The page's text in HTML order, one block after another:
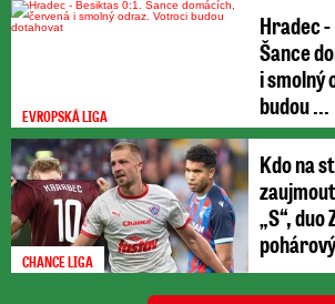
EVROPSKÁ LIGA
Hradec
Šance
i smolný
budou ...
CHANCE LIGA
Kdo na
„S“,